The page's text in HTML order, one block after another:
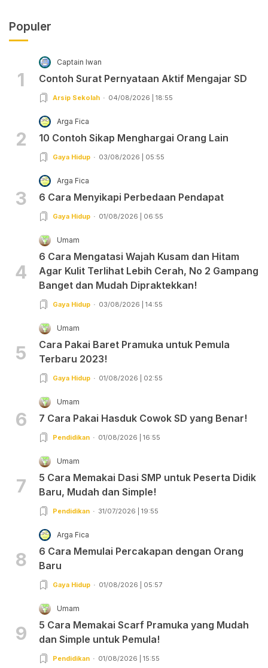
Populer
1
Captain Iwan
Contoh Surat Pernyataan Aktif Mengajar SD
Arsip Sekolah 04/08/2026 | 18:55
2
Arga Fica
10 Contoh Sikap Menghargai Orang Lain
Gaya Hidup 03/08/2026 | 05:55
3
Arga Fica
6 Cara Menyikapi Perbedaan Pendapat
Gaya Hidup 01/08/2026 | 06:55
4
Umam
6 Cara Mengatasi Wajah Kusam dan Hitam
Agar Kulit Terlihat Lebih Cerah, No 2 Gampang
Banget dan Mudah Dipraktekkan!
Gaya Hidup 03/08/2026 | 14:55
5
Umam
Cara Pakai Baret Pramuka untuk Pemula
Terbaru 2023!
Gaya Hidup 01/08/2026 | 02:55
6
Umam
7 Cara Pakai Hasduk Cowok SD yang Benar!
Pendidikan 01/08/2026 | 16:55
7
Umam
5 Cara Memakai Dasi SMP untuk Peserta Didik
Baru, Mudah dan Simple!
Pendidikan 31/07/2026 | 19:55
8
Arga Fica
6 Cara Memulai Percakapan dengan Orang
Baru
Gaya Hidup 01/08/2026 | 05:57
9
Umam
5 Cara Memakai Scarf Pramuka yang Mudah
dan Simple untuk Pemula!
Pendidikan 01/08/2026 | 15:55